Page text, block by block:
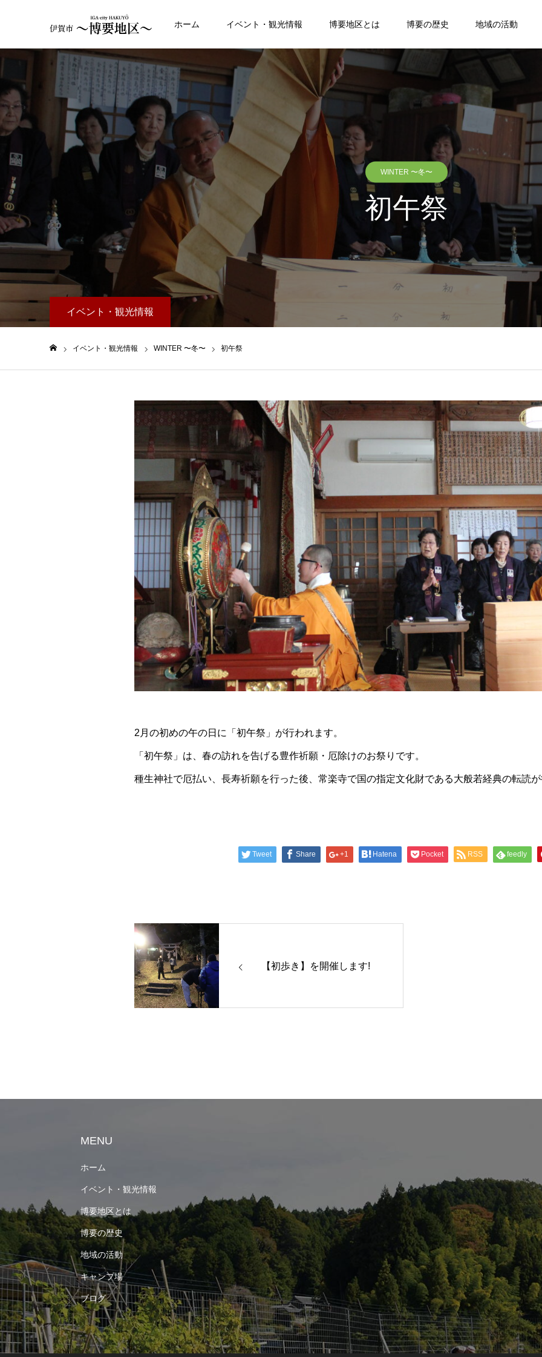
ホーム イベント・観光情報 博要地区とは 博要の歴史 地域の活動
WINTER 〜冬〜
初午祭
イベント・観光情報
イベント・観光情報 WINTER 〜冬〜 初午祭
2月の初めの午の日に「初午祭」が行われます。
「初午祭」は、春の訪れを告げる豊作祈願・厄除けのお祭りです。
種生神社で厄払い、長寿祈願を行った後、常楽寺で国の指定文化財である大般若経典の転読が
Tweet Share +1 Hatena Pocket RSS feedly
【初歩き】を開催します!
MENU
ホーム
イベント・観光情報
博要地区とは
博要の歴史
地域の活動
キャンプ場
ブログ